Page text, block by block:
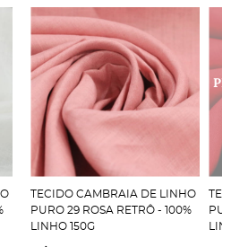
TECIDO CAMBRAIA DE LINHO
PURO 29 ROSA RETRÔ - 100%
LINHO 150G